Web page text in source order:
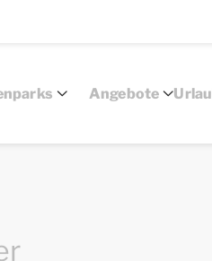
Angebote